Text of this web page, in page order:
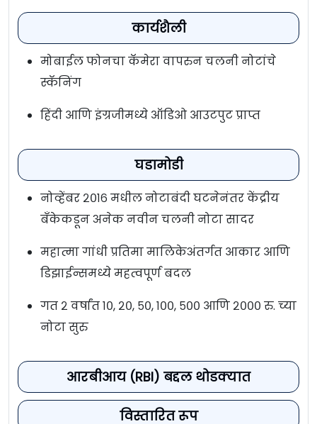
कार्यशैली
मोबाईल फोनचा कॅमेरा वापरुन चलनी नोटांचे
स्कॅनिंग
हिंदी आणि इंग्रजीमध्ये ऑडिओ आउटपुट प्राप्त
घडामोडी
नोव्हेंबर २०१६ मधील नोटाबंदी घटनेनंतर केंद्रीय
बँकेकडून अनेक नवीन चलनी नोटा सादर
महात्मा गांधी प्रतिमा मालिकेअंतर्गत आकार आणि
डिझाईन्समध्ये महत्वपूर्ण बदल
गत २ वर्षांत १०, २०, ५०, १००, ५०० आणि २००० रु. च्या
नोटा सुरु
आरबीआय (RBI) बद्दल थोडक्यात
विस्तारित रूप